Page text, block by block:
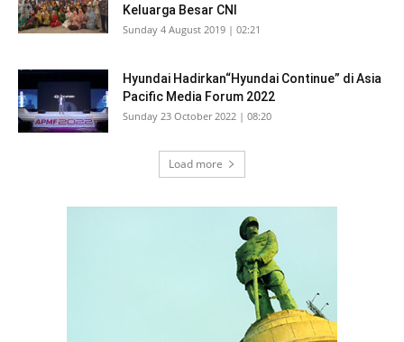
Keluarga Besar CNI
Sunday 4 August 2019 | 02:21
Hyundai Hadirkan“Hyundai Continue” di Asia
Pacific Media Forum 2022
Sunday 23 October 2022 | 08:20
Load more